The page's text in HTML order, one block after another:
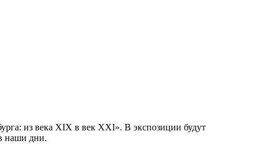
из века XIX в век XXI». В экспозиции будут
наши дни.